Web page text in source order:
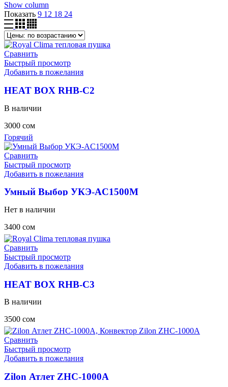
Show column
Показать 9 12 18 24
Сравнить
Быстрый просмотр
Добавить в пожелания
HEAT BOX RHB-C2
В наличии
3000 сом
Горячий
Сравнить
Быстрый просмотр
Добавить в пожелания
Умный Выбор УКЭ-AС1500М
Нет в наличии
3400 сом
Сравнить
Быстрый просмотр
Добавить в пожелания
HEAT BOX RHB-C3
В наличии
3500 сом
Сравнить
Быстрый просмотр
Добавить в пожелания
Zilon Атлет ZHC-1000A